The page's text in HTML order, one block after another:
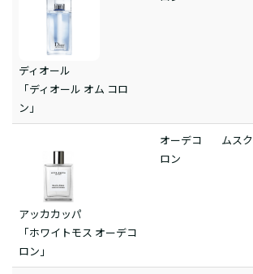
ディオール
「ディオール オム コロ
ン」
アッカカッパ
「ホワイトモス オーデコ
ロン」
オーデコ
ロン
ムスク